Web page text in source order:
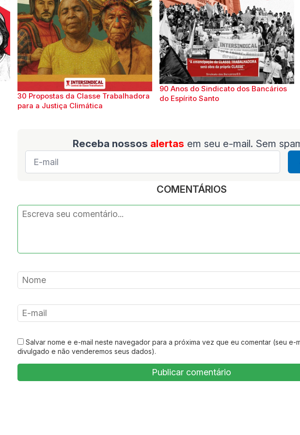
30 Propostas da Classe Trabalhadora
para a Justiça Climática
90 Anos do Sindicato dos Bancários
do Espírito Santo
Receba nossos alertas em seu e-mail. Sem
E-
mail
COMENTÁRIOS
Salvar nome e e-mail neste navegador para a próxima vez que eu comentar (seu e-
divulgado e não venderemos seus dados).